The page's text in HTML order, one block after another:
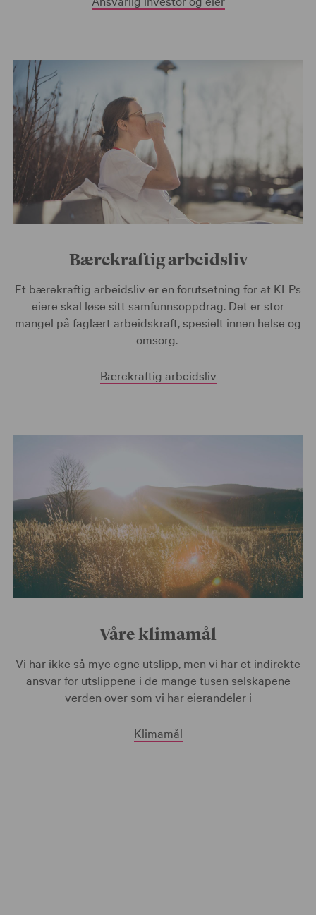
Bærekraftig arbeidsliv
Et bærekraftig arbeidsliv er en forutsetning for at KLPs
eiere skal løse sitt samfunnsoppdrag. Det er stor
mangel på faglært arbeidskraft, spesielt innen helse og
omsorg.
Bærekraftig arbeidsliv
Våre klimamål
Vi har ikke så mye egne utslipp, men vi har et indirekte
ansvar for utslippene i de mange tusen selskapene
verden over som vi har eierandeler i
Klimamål